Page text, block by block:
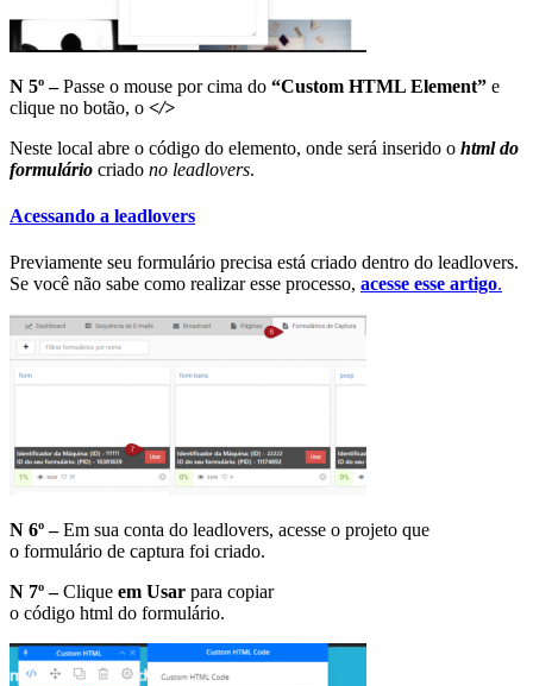
N 5º –Passe o mouse por cima do “Custom HTML Element” e
clique no botão, o </>
Neste local abre o código do elemento, onde será inserido o html do
formulário criado no leadlovers.
Acessando a leadlovers
Previamente seu formulário precisa está criado dentro do leadlovers.
Se você não sabe como realizar esse processo, acesse esse artigo.
N 6º –Em sua conta do leadlovers, acesse o projeto que
o formulário de captura foi criado.
N 7º –Clique em Usar para copiar
o código html do formulário.